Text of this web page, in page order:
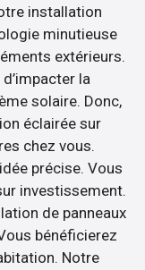
installation
minutieuse
extérieurs.
la
solaire. Donc,
éclairée sur
chez vous.
précise. Vous
investissement.
de panneaux
bénéficierez
Notre